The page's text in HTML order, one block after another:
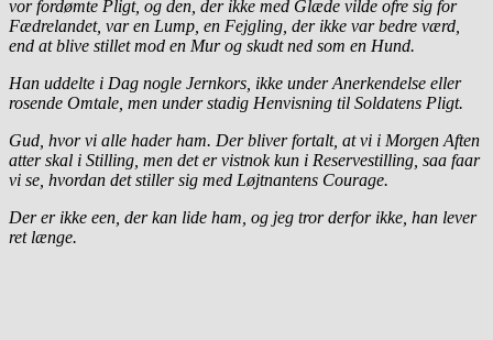
vor fordømte Pligt, og den, der ikke med Glæde vilde ofre sig for
Fædrelandet, var en Lump, en Fejgling, der ikke var bedre værd,
end at blive stillet mod en Mur og skudt ned som en Hund.
Han uddelte i Dag nogle Jernkors, ikke under Anerkendelse eller
rosende Omtale, men under stadig Henvisning til Soldatens Pligt.
Gud, hvor vi alle hader ham. Der bliver fortalt, at vi i Morgen Aften
atter skal i Stilling, men det er vistnok kun i Reservestilling, saa faar
vi se, hvordan det stiller sig med Løjtnantens Courage.
Der er ikke een, der kan lide ham, og jeg tror derfor ikke, han lever
ret længe.